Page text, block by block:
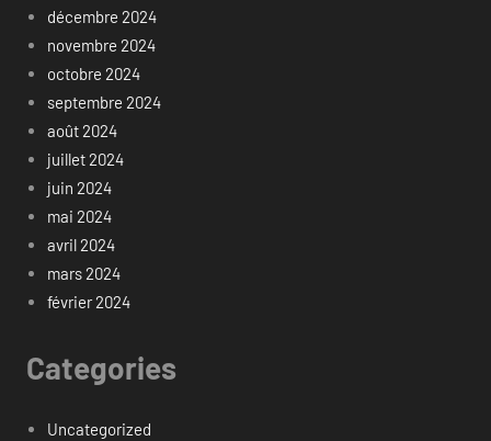
décembre 2024
novembre 2024
octobre 2024
septembre 2024
août 2024
juillet 2024
juin 2024
mai 2024
avril 2024
mars 2024
février 2024
Categories
Uncategorized